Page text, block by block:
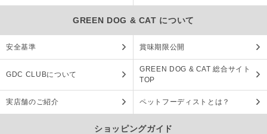
GREEN DOG & CAT について
安全基準 賞味期限公開
GDC CLUBについて
GREEN DOG & CAT 総合サイト
TOP
実店舗のご紹介 ペットフーディストとは？
ショッピングガイド